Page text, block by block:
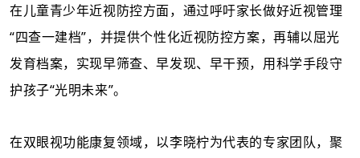
在儿童青少年近视防控方面，通过呼吁家长做好近视管理
“四查一建档”，并提供个性化近视防控方案，再辅以屈光
发育档案，实现早筛查、早发现、早干预，用科学手段守
护孩子“光明未来”。
在双眼视功能康复领域，以李晓柠为代表的专家团队，聚